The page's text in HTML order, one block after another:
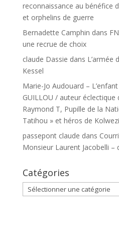
reconnaissance au bénéfice
et orphelins de guerre
Bernadette Camphin dans
une recrue de choix
claude Dassie dans L’armée
Kessel
Marie-Jo Audouard –
GUILLOU / auteur éclectique
Raymond T, Pupille de la
Tatihou » et héros de Kolwezi
passepont claude dans
Monsieur Laurent Jacobelli –
Catégories
Catégories